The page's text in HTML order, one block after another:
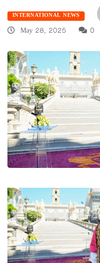
INTERNATIONAL NEWS
May 28, 2025
0